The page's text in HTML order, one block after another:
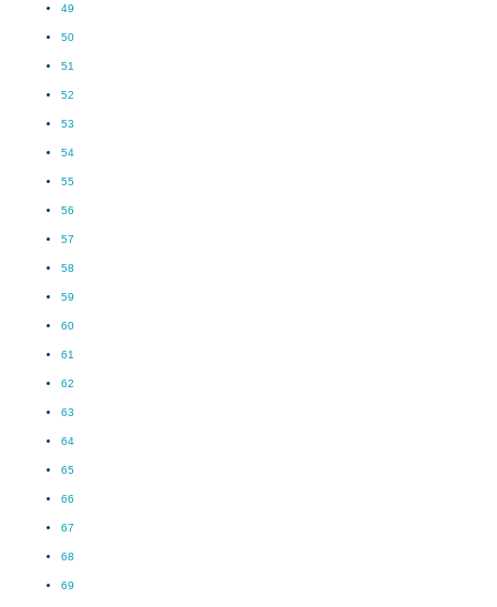
49
50
51
52
53
54
55
56
57
58
59
60
61
62
63
64
65
66
67
68
69